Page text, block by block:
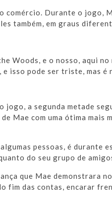
comércio. Durante o jogo,
também, em graus
Woods, e o nosso, aqui no
isso pode ser triste, mas
a segunda metade
Mae com uma ótima mais
pessoas, é
do seu grupo de
que Mae demonstrara
fim das contas, encarar